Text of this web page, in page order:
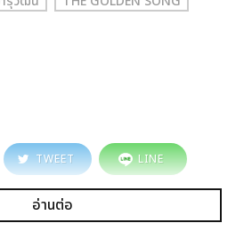
TWEET LINE
อ่านต่อ